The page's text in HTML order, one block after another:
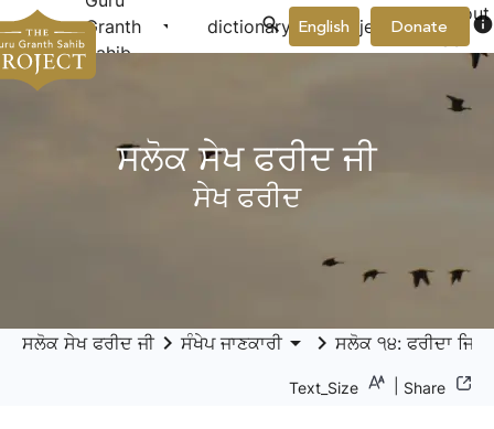
Granth
Sahib
arrow_drop_down dictionary project arrow_drop_down
About
Donate info
English
ਸਲੋਕ ਸੇਖ ਫਰੀਦ ਜੀ
ਸੇਖ ਫਰੀਦ
ਸਲੋਕ ਸੇਖ ਫਰੀਦ ਜੀkeyboard_arrow_right ਸੰਖੇਪ ਜਾਣਕਾਰੀarrow_drop_down keyboard_arrow_right ਸਲੋਕ ੧੪: ਫਰੀਦਾ
Text_Size Share